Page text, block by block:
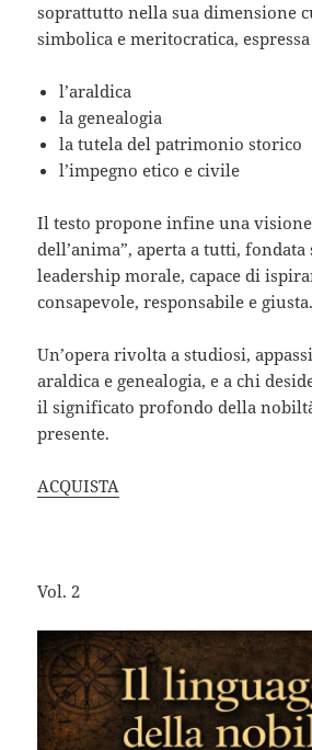
soprattutto nella suadimensione
simbolica e meritocratica,
l’araldica
la genealogia
la tutela del patrimonio storico
l’impegno etico e civile
Il testo propone infine una
dell’anima”, aperta a tutti,
leadership morale, capace di
consapevole, responsabile e giusta.
Un’opera rivolta a studiosi,
araldica e genealogia, e a chi
il significato profondo della
presente.
ACQUISTA
Vol. 2